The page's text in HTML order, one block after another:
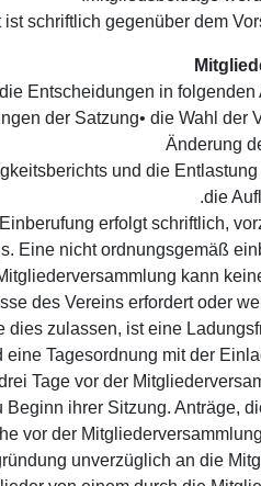
erfolgt schriftlich,
Eine nicht ordnungsgemäß
kann
des Vereins erfordert oder
zulassen, ist eine
Tagesordnung mit der
Tage vor der
ihrer Sitzung. Anträge,
vor der
unverzüglich an die